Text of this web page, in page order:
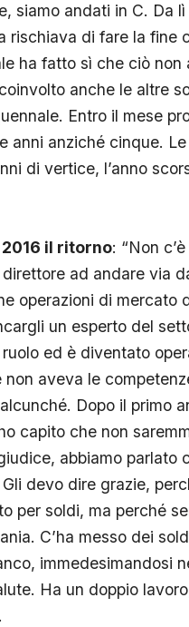
siamo andati in C. Da
rischiava di fare la fine
ha fatto sì che ciò
anche le altre
Entro il mese
anni anziché cinque.
di vertice, l’anno
2016 il ritorno: “Non
ad andare via
operazioni di mercato
un esperto del
ed è diventato
aveva le
Dopo il primo
capito che non
abbiamo parlato
devo dire grazie,
per soldi, ma perché
C’ha messo dei
immedesimandosi
Ha un doppio